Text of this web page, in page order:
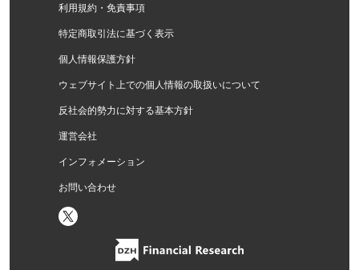
利用規約・免責事項
特定商取引法に基づく表示
個人情報保護方針
ウェブサイト上での個人情報の取扱いについて
反社会的勢力に対する基本方針
運営会社
インフォメーション
お問い合わせ